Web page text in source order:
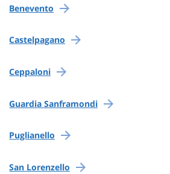
Benevento
Castelpagano
Ceppaloni
Guardia Sanframondi
Puglianello
San Lorenzello